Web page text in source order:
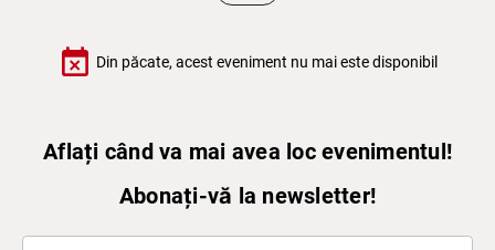
event_busy Din păcate, acest eveniment nu mai este disponibil
Aflați când va mai avea loc evenimentul!
Abonați-vă la newsletter!